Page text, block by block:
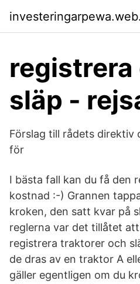
registrera
släp -
Förslag till rådets direktiv
för
I bästa fall kan du få den
kostnad :-) Grannen
kroken, den satt kvar på
reglerna var det tillåtet
registrera traktorer och
de dras av en traktor A
gäller egentligen om du